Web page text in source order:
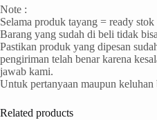
Note :
Selama produk tayang = ready stok
Barang yang sudah di beli tidak
Pastikan produk yang dipesan
pengiriman telah benar karena
jawab kami.
Untuk pertanyaan maupun
Related products